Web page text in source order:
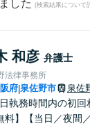
した (検索結果について
和彦 弁護士
法律事務所
府|泉佐野市 泉佐
日執務時間内の初回
料】【当日／夜間